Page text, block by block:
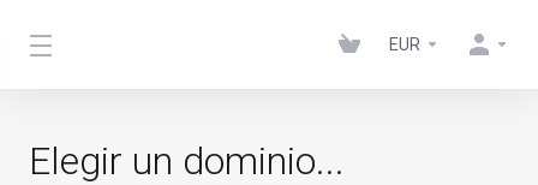
EUR
Elegir un dominio...